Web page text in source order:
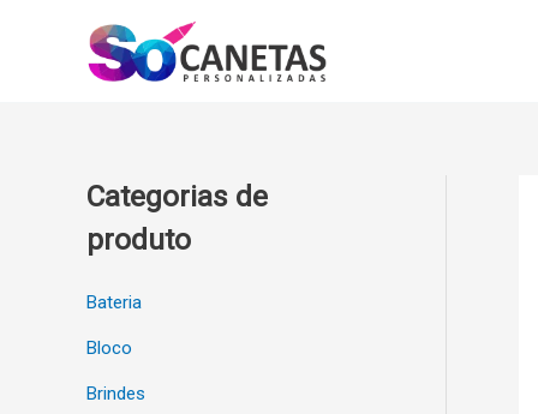
Categorias de
produto
Bateria
Bloco
Brindes